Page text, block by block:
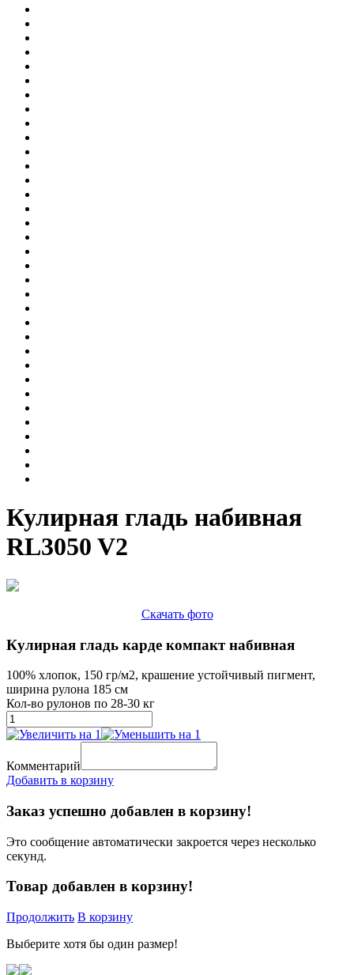
Кулирная гладь набивная
RL3050 V2
Скачать фото
Кулирная гладь карде компакт набивная
100% хлопок, 150 гр/м2, крашение устойчивый пигмент,
ширина рулона 185 см
Кол-во рулонов по 28-30 кг
Комментарий
Добавить в корзину
Заказ успешно добавлен в корзину!
Это сообщение автоматически закроется через несколько
секунд.
Товар добавлен в корзину!
Продолжить В корзину
Выберите хотя бы один размер!